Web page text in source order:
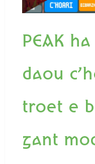
PEAK
daou
troet e
gant